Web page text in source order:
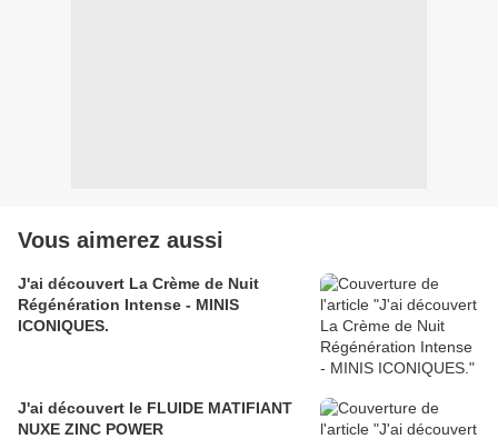
Vous aimerez aussi
J'ai découvert La Crème de Nuit
Régénération Intense - MINIS
ICONIQUES.
J'ai découvert le FLUIDE MATIFIANT
NUXE ZINC POWER